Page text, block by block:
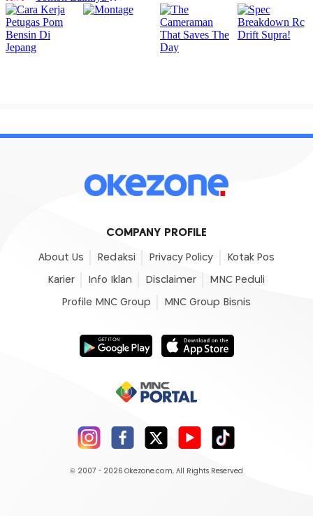
COMPANY PROFILE
About Us Redaksi Privacy Policy Kotak Pos
Karier Info Iklan Disclaimer MNC Peduli
Profile MNC Group MNC Group Bisnis
© 2007 - 2026 Okezone.com, All Rights Reserved